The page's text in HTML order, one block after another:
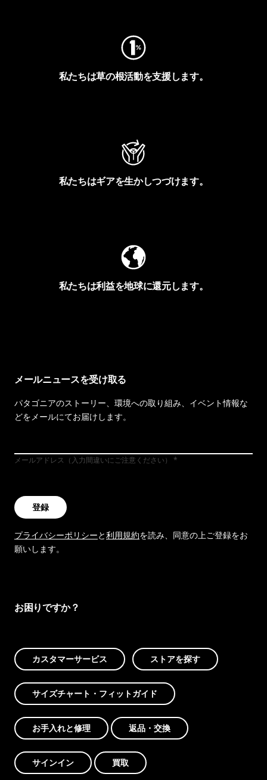
私たちは草の根活動を支援します。
私たちはギアを生かしつづけます。
私たちは利益を地球に還元します。
メールニュースを受け取る
パタゴニアのストーリー、環境への取り組み、イベント情報な
どをメールにてお届けします。
メールアドレス（入力間違いにご注意ください）
登録
プライバシーポリシーと利用規約を読み、同意の上ご登録をお
願いします。
お困りですか？
カスタマーサービス ストアを探す
サイズチャート・フィットガイド
お手入れと修理 返品・交換
サインイン 買取